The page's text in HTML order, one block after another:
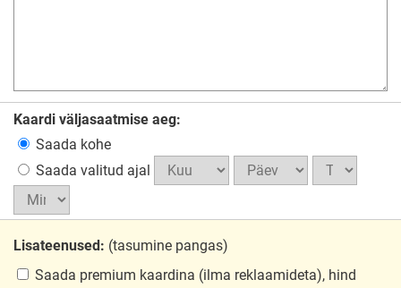
Kaardi väljasaatmise aeg:
Saada kohe
Saada valitud ajal
Lisateenused: (tasumine pangas)
Saada premium kaardina (ilma reklaamideta), hind